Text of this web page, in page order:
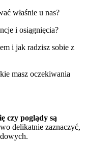
właśnie u nas?
i osiągnięcia?
i jak radzisz sobie z
masz oczekiwania
czy poglądy są
delikatnie zaznaczyć,